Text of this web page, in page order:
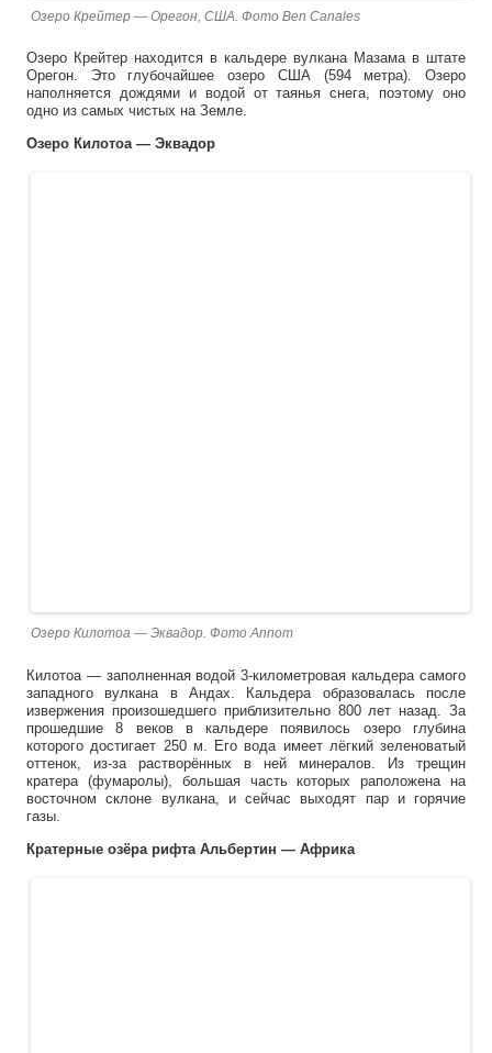
Озеро Крейтер — Орегон, США. Фото Ben Canales
Озеро Крейтер находится в кальдере вулкана Мазама в штате
Орегон. Это глубочайшее озеро США (594 метра). Озеро
наполняется дождями и водой от таянья снега, поэтому оно
одно из самых чистых на Земле.
Озеро Килотоа — Эквадор
Озеро Килотоа — Эквадор. Фото Annom
Килотоа — заполненная водой 3-километровая кальдера самого
западного вулкана в Андах. Кальдера образовалась после
извержения произошедшего приблизительно 800 лет назад. За
прошедшие 8 веков в кальдере появилось озеро глубина
которого достигает 250 м. Его вода имеет лёгкий зеленоватый
оттенок, из-за растворённых в ней минералов. Из трещин
кратера (фумаролы), большая часть которых раположена на
восточном склоне вулкана, и сейчас выходят пар и горячие
газы.
Кратерные озёра рифта Альбертин — Африка